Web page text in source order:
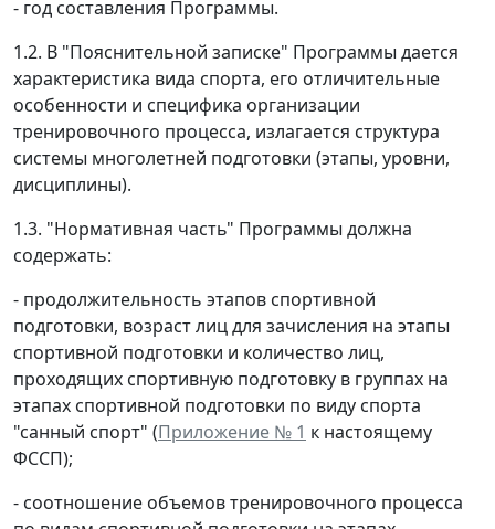
- год составления Программы.
1.2. В "Пояснительной записке" Программы дается
характеристика вида спорта, его отличительные
особенности и специфика организации
тренировочного процесса, излагается структура
системы многолетней подготовки (этапы, уровни,
дисциплины).
1.3. "Нормативная часть" Программы должна
содержать:
- продолжительность этапов спортивной
подготовки, возраст лиц для зачисления на этапы
спортивной подготовки и количество лиц,
проходящих спортивную подготовку в группах на
этапах спортивной подготовки по виду спорта
"санный спорт" (Приложение № 1 к настоящему
ФССП);
- соотношение объемов тренировочного процесса